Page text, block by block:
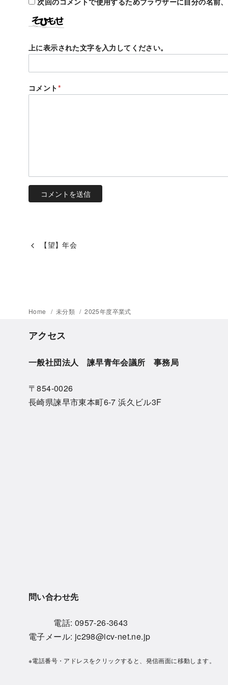
上に表示された文字を入力してください。
コメント*
【望】年会
Home 未分類 2025年度卒業式
アクセス
一般社団法人 諫早青年会議所 事務局
〒854-0026
長崎県諫早市東本町6-7 浜久ビル3F
問い合わせ先
電話: 0957-26-3643
電子メール: jc298@icv-net.ne.jp
※電話番号・アドレスをクリックすると、発信画面に移動します。